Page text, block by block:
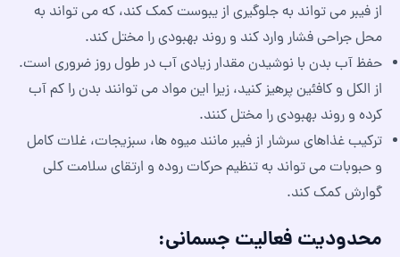
از فیبر می تواند به جلوگیری از یبوست کمک کند، که می تواند به
محل جراحی فشار وارد کند و روند بهبودی را مختل کند.
حفظ آب بدن با نوشیدن مقدار زیادی آب در طول روز ضروری است.
از الکل و کافئین پرهیز کنید، زیرا این مواد می توانند بدن را کم آب
کرده و روند بهبودی را مختل کنند.
ترکیب غذاهای سرشار از فیبر مانند میوه ها، سبزیجات، غلات کامل
و حبوبات می تواند به تنظیم حرکات روده و ارتقای سلامت کلی
گوارش کمک کند.
محدودیت فعالیت جسمانی: